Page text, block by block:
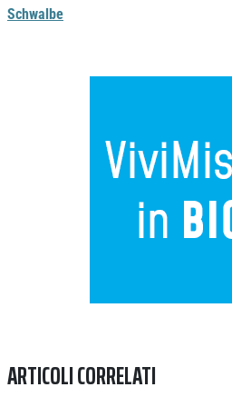
Schwalbe
ARTICOLI CORRELATI